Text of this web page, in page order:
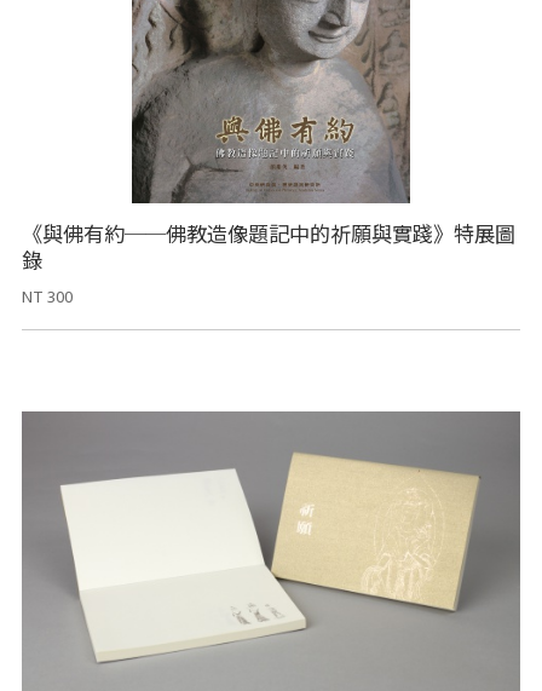
《與佛有約──佛教造像題記中的祈願與實踐》特展圖
錄
NT 300